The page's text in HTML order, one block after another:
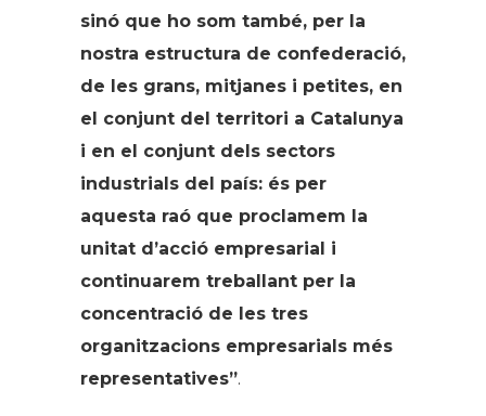
sinó que ho som també, per la
nostra estructura de confederació,
de les grans, mitjanes i petites, en
el conjunt del territori a Catalunya
i en el conjunt dels sectors
industrials del país: és per
aquesta raó que proclamem la
unitat d’acció empresarial i
continuarem treballant per la
concentració de les tres
organitzacions empresarials més
representatives”.